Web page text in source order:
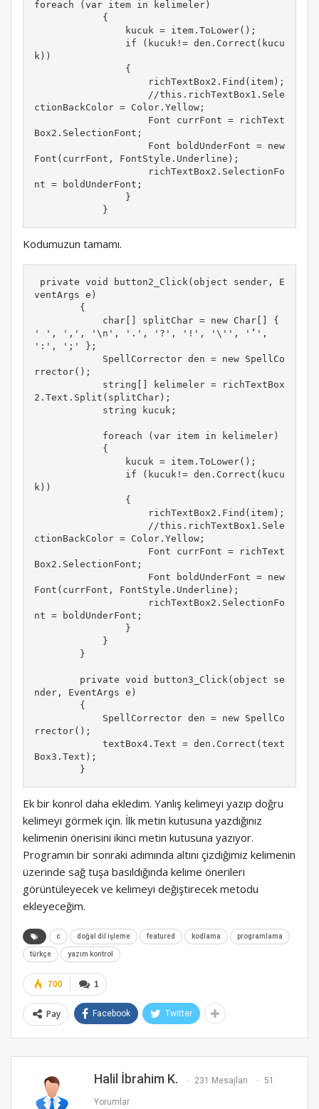
foreach (var item in kelimeler)
k))
ctionBackColor = Color.Yellow;
Box2.SelectionFont;
Font(currFont, FontStyle.Underline);
nt = boldUnderFont;
            }
Kodumuzun tamamı.
ventArgs e)
' ', ',', '\n', '.', '?', '!', '\'', '’',
':', ';' };
rrector();
2.Text.Split(splitChar);
k))
ctionBackColor = Color.Yellow;
Box2.SelectionFont;
Font(currFont, FontStyle.Underline);
nt = boldUnderFont;
nder, EventArgs e)
rrector();
Box3.Text);
        }
Ek bir konrol daha ekledim. Yanlış kelimeyi yazıp doğru
kelimeyi görmek için. İlk metin kutusuna yazdığınız
kelimenin önerisini ikinci metin kutusuna yazıyor.
Programın bir sonraki adımında altını çizdiğimiz kelimenin
üzerinde sağ tuşa basıldığında kelime önerileri
görüntüleyecek ve kelimeyi değiştirecek metodu
ekleyeceğim.
c doğal dil işleme featured kodlama programlama
türkçe yazım kontrol
1
700
Pay Facebook Twitter
Halil İbrahim K. 231 Mesajları 51
Yorumlar